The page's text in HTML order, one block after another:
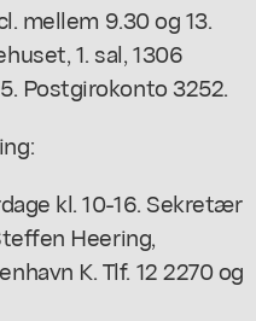
mellem 9.30 og 13.
1. sal, 1306
Postgirokonto 3252.
kl. 10-16. Sekretær
Heering,
K. Tlf. 12 2270 og